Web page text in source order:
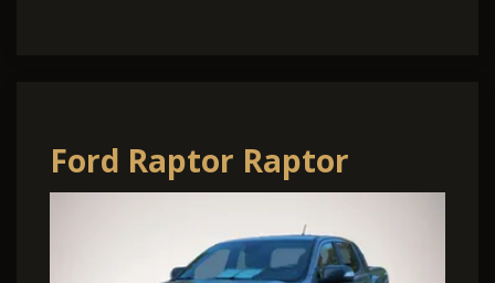
Ford Raptor Raptor
Doppelkabine 4x4
Bluetooth Navi LE